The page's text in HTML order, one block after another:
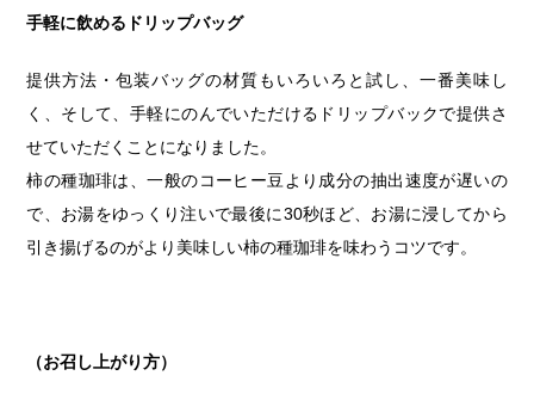
手軽に飲めるドリップバッグ
提供方法・包装バッグの材質もいろいろと試し、一番美味し
く、そして、手軽にのんでいただけるドリップバックで提供さ
せていただくことになりました。
柿の種珈琲は、一般のコーヒー豆より成分の抽出速度が遅いの
で、お湯をゆっくり注いで最後に30秒ほど、お湯に浸してから
引き揚げるのがより美味しい柿の種珈琲を味わうコツです。
（お召し上がり方）